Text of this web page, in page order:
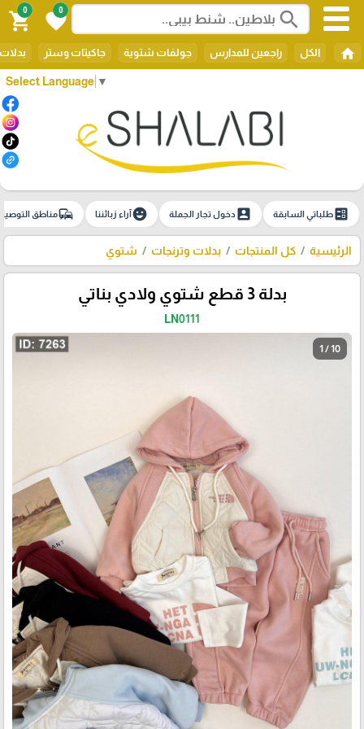
Select Language ▼
search
0
favorite
0
shopping_cart
home الكل راجعين للمدارس جولفات شتوية جاكيتات وستر
ballotطلباتي السابقة account_boxدخول تجار الجملة emoji_emotionsآراء زبائننا commuteمناطق
الرئيسية كل المنتجات بدلات وترنجات شتوي
بدلة 3 قطع شتوي ولادي بناتي
LN0111
1 / 10